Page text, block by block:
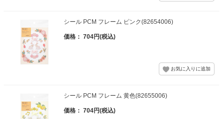
シール PCM フレーム ピンク(82654006)
価格： 704円(税込)
シール PCM フレーム 黄色(82655006)
価格： 704円(税込)